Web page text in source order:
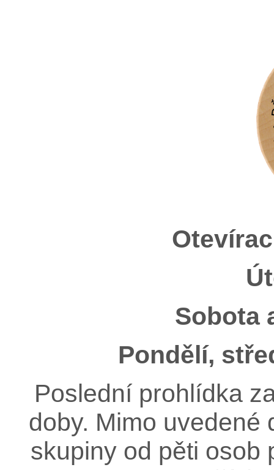
Sobota
Pondělí,
Poslední prohlídka
doby. Mimo uvedené
skupiny od pěti osob